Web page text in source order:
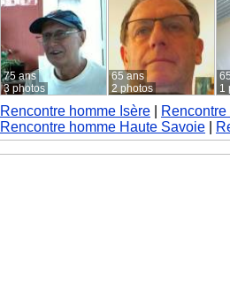
75 ans
3 photos
65 ans
2 photos
1
Rencontre homme Isère
Rencontre homme Haute Savoie